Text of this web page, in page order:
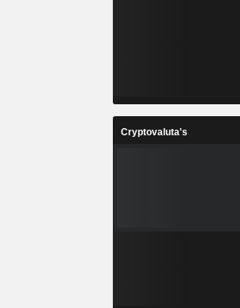
Cryptovaluta's